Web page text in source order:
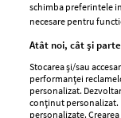
GSP
Unica
Baby
schimba preferintele
necesare pentru
Atât noi, cât și
Stocarea și/sau
performanței
personalizat.
conținut
personalizate.